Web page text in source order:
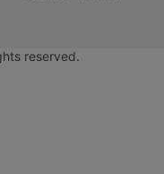
reserved.